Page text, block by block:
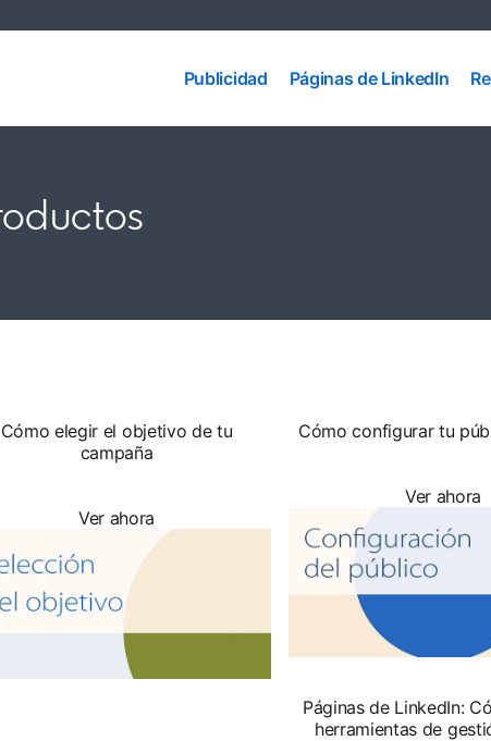
Publicidad
Publicidad
de
Páginas de LinkedIn
Cómo elegir el objetivo de tu
campaña
Ver ahora
Cómo configurar tu
Ver ahora
Páginas de LinkedIn:
herramientas de